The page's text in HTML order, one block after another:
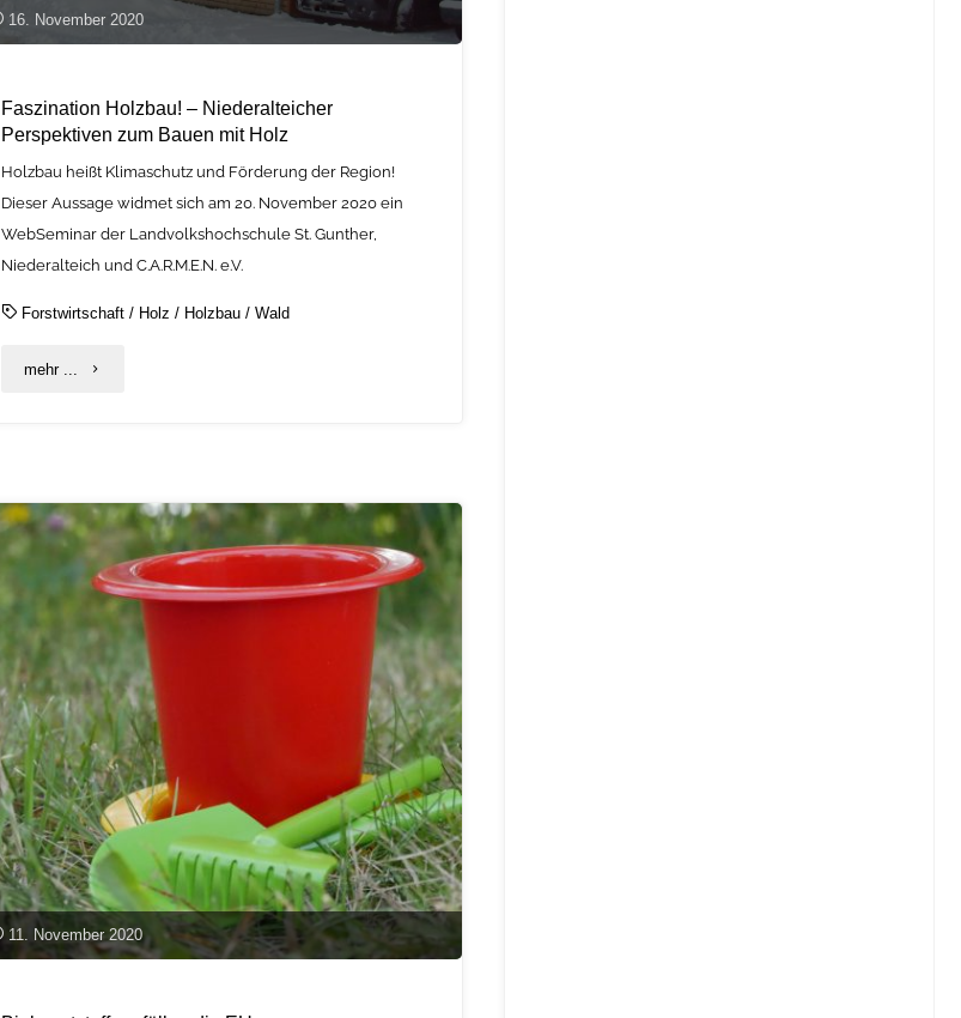
16. November 2020
Faszination Holzbau! – Niederalteicher
Perspektiven zum Bauen mit Holz
Holzbau heißt Klimaschutz und Förderung der Region!
Dieser Aussage widmet sich am 20. November 2020 ein
WebSeminar der Landvolkshochschule St. Gunther,
Niederalteich und C.A.R.M.E.N. e.V.
Forstwirtschaft / Holz / Holzbau /Wald
mehr ... "Faszination
Niederalteicher
Perspektiven
zum
mit
Holz"
11. November 2020